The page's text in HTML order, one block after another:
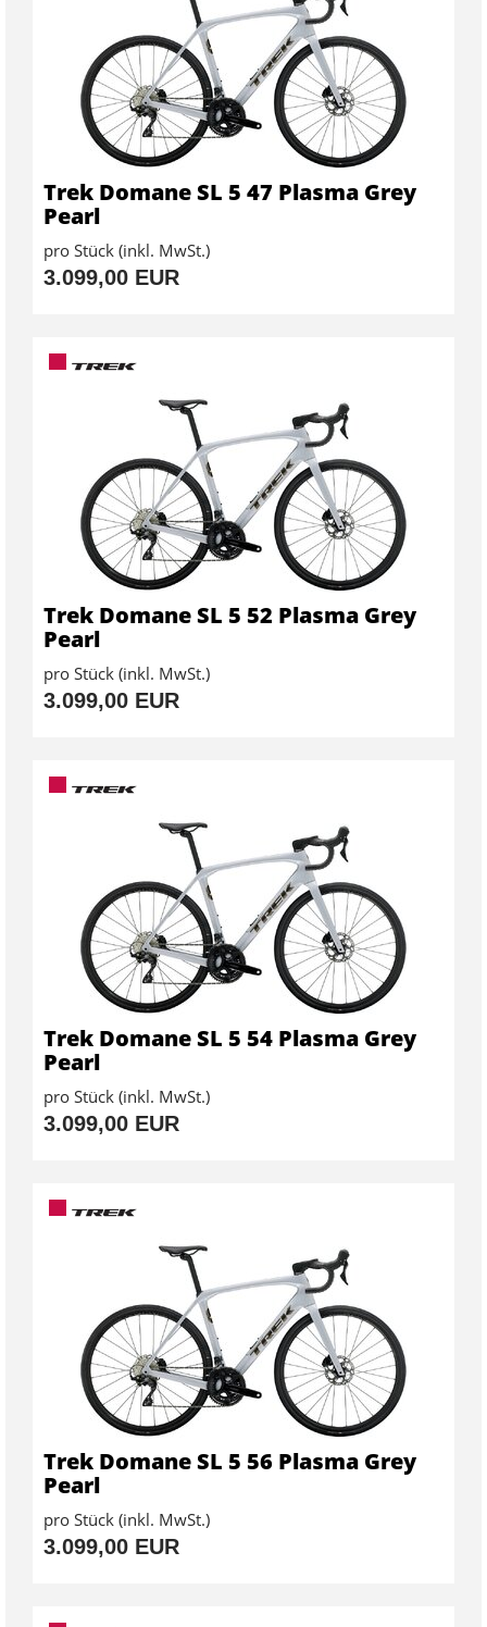
Trek Domane SL 5 47 Plasma Grey
Pearl
pro Stück (inkl. MwSt.)
3.099,00 EUR
Trek Domane SL 5 52 Plasma Grey
Pearl
pro Stück (inkl. MwSt.)
3.099,00 EUR
Trek Domane SL 5 54 Plasma Grey
Pearl
pro Stück (inkl. MwSt.)
3.099,00 EUR
Trek Domane SL 5 56 Plasma Grey
Pearl
pro Stück (inkl. MwSt.)
3.099,00 EUR